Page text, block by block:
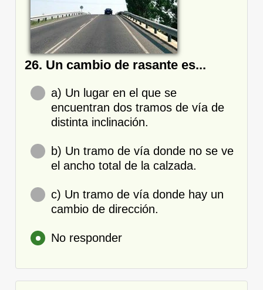
26. Un cambio de rasante es...
a) Un lugar en el que se
encuentran dos tramos de vía de
distinta inclinación.
b) Un tramo de vía donde no se ve
el ancho total de la calzada.
c) Un tramo de vía donde hay un
cambio de dirección.
No responder